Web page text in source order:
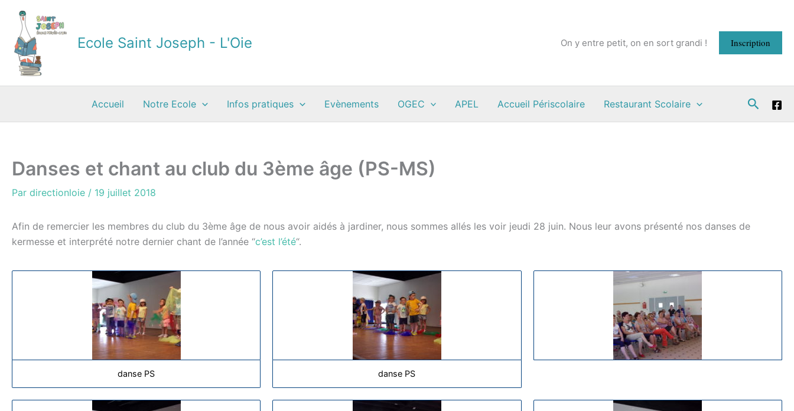
contenu
Ecole Saint Joseph - L'Oie On y entre petit, on en sort grandi ! Inscription
Accueil Notre Ecole Infos pratiques Evènements OGEC APEL Accueil Périscolaire Restaurant Scolaire
Danses et chant au club du 3ème âge (PS-MS)
Par directionloie / 19 juillet 2018
Afin de remercier les membres du club du 3ème âge de nous avoir aidés à jardiner, nous sommes allés les voir jeudi 28 juin. Nous leur avons présenté nos danses de
kermesse et interprété notre dernier chant de l’année “c’est l’été“.
danse PS danse PS